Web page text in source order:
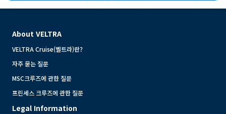
About VELTRA
VELTRA Cruise(벨트라)란?
자주 묻는 질문
MSC크루즈에 관한 질문
프린세스 크루즈에 관한 질문
Legal Information